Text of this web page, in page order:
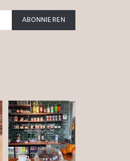
ABONNIEREN